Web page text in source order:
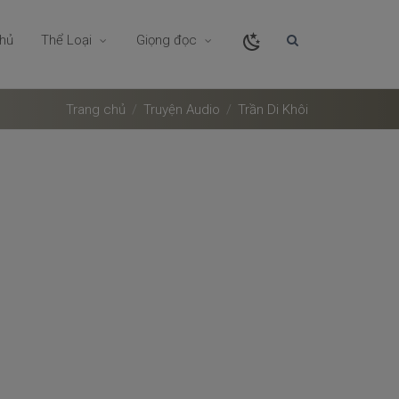
Thể Loại Giọng đọc
Trang chủ Truyện Audio Trần Di Khôi